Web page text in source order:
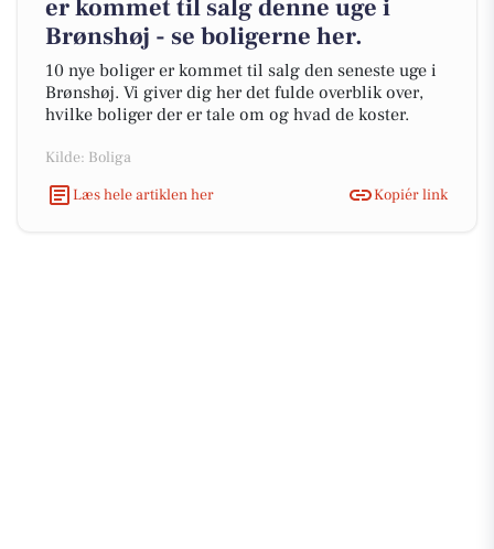
er kommet til salg denne uge i
Brønshøj - se boligerne her.
10 nye boliger er kommet til salg den seneste uge i
Brønshøj. Vi giver dig her det fulde overblik over,
hvilke boliger der er tale om og hvad de koster.
Kilde: Boliga
Læs hele artiklen her
Kopiér link